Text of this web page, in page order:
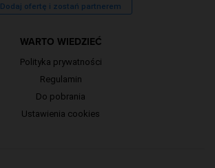
Dodaj ofertę i zostań partnerem
WARTO WIEDZIEĆ
Polityka prywatności
Regulamin
Do pobrania
Ustawienia cookies